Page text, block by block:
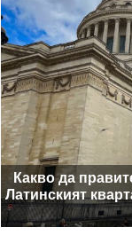
Какво да
Латинският